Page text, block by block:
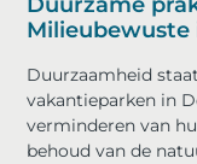
Duurzame
Duurzaamheid
vakantieparken in
verminderen van
behoud van de